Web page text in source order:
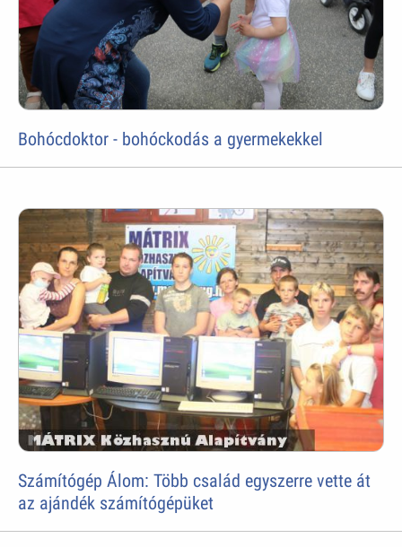
Bohócdoktor - bohóckodás a gyermekekkel
Számítógép Álom: Több család egyszerre vette át
az ajándék számítógépüket